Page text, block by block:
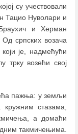
су учествовали
Тацио Нуволари и
и Херман
српских возача
је, надмећући
трку возећи свој
пажња: у земљи
стазама,
а домаћи
такмичењима.